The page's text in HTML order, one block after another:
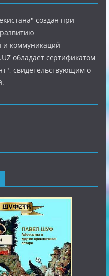
создан при
и коммуникаций
обладает сертификатом
свидетельствующим о